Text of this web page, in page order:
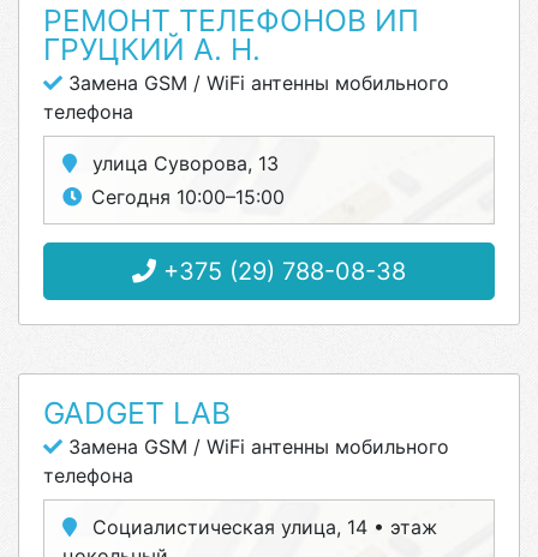
РЕМОНТ ТЕЛЕФОНОВ ИП
ГРУЦКИЙ А. Н.
Замена GSM / WiFi антенны мобильного
телефона
улица Суворова, 13
Сегодня 10:00–15:00
+375 (29) 788-08-38
GADGET LAB
Замена GSM / WiFi антенны мобильного
телефона
Социалистическая улица, 14 • этаж